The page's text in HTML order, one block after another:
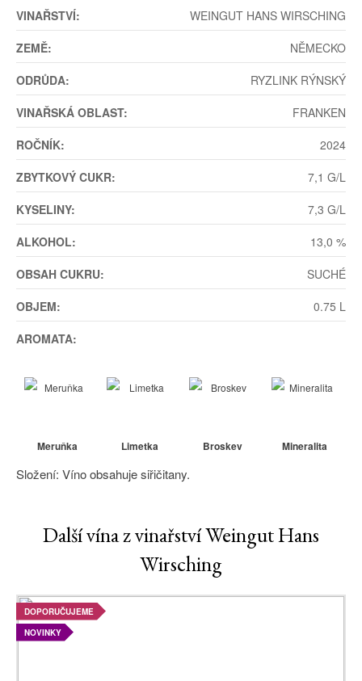
VINAŘSTVÍ:
WEINGUT HANS WIRSCHING
ZEMĚ:
NĚMECKO
ODRŮDA:
RYZLINK RÝNSKÝ
VINAŘSKÁ OBLAST:
FRANKEN
ROČNÍK:
2024
ZBYTKOVÝ CUKR:
7,1 G/L
KYSELINY:
7,3 G/L
ALKOHOL:
13,0 %
OBSAH CUKRU:
SUCHÉ
OBJEM:
0.75 L
AROMATA:
Meruňka Limetka Broskev Mineralita
Složení: Víno obsahuje siřičitany.
Další vína z vinařství Weingut Hans
Wirsching
DOPORUČUJEME
NOVINKY